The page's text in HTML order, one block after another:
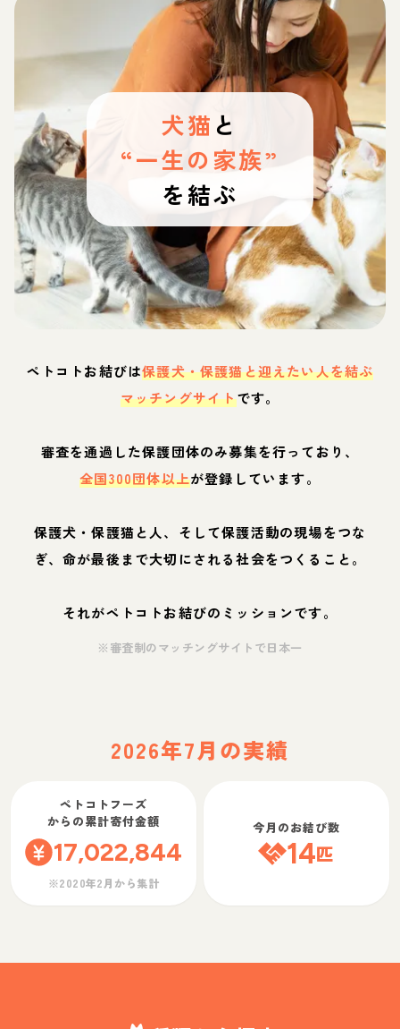
犬猫 と
“一生の家族”
を結ぶ
ペトコトお結びは保護犬・保護猫と迎えたい人を結ぶ
マッチングサイトです。
審査を通過した保護団体のみ募集を行っており、
全国300団体以上が登録しています。
保護犬・保護猫と人、そして保護活動の現場をつな
ぎ、命が最後まで大切にされる社会をつくること。
それがペトコトお結びのミッションです。
※審査制のマッチングサイトで日本一
2026年7月の実績
ペトコトフーズ
からの累計寄付金額
17,022,844
※2020年2月から集計
今月のお結び数
14匹